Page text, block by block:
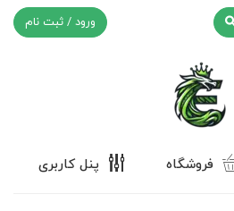
ورود / ثبت نام
فروشگاه پنل کاربری